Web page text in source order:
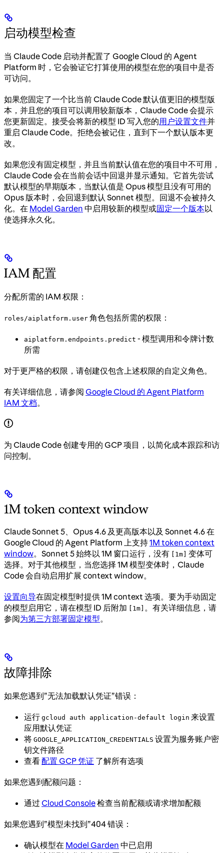
启动模型检查
当 Claude Code 启动并配置了 Google Cloud 的 Agent
Platform 时，它会验证它打算使用的模型在您的项目中是否
可访问。
如果您固定了一个比当前 Claude Code 默认值更旧的模型版
本，并且您的项目可以调用较新版本，Claude Code 会提示
您更新固定。接受会将新的模型 ID 写入您的用户设置文件并
重启 Claude Code。拒绝会被记住，直到下一个默认版本更
改。
如果您没有固定模型，并且当前默认值在您的项目中不可用，
Claude Code 会在当前会话中回退并显示通知。它首先尝试
默认模型的早期版本，当默认值是 Opus 模型且没有可用的
Opus 版本时，会回退到默认 Sonnet 模型。回退不会被持久
化。在 Model Garden 中启用较新的模型或固定一个版本以
使选择永久化。
IAM 配置
分配所需的 IAM 权限：
roles/aiplatform.user 角色包括所需的权限：
aiplatform.endpoints.predict - 模型调用和令牌计数
所需
对于更严格的权限，请创建仅包含上述权限的自定义角色。
有关详细信息，请参阅 Google Cloud 的 Agent Platform
IAM 文档。
为 Claude Code 创建专用的 GCP 项目，以简化成本跟踪和访
问控制。
1M token context window
Claude Sonnet 5、Opus 4.6 及更高版本以及 Sonnet 4.6 在
Google Cloud 的 Agent Platform 上支持1M token context
window。Sonnet 5 始终以 1M 窗口运行，没有 [1m]
变体可
选择。对于其他模型，当您选择 1M 模型变体时，Claude
Code 会自动启用扩展 context window。
设置向导在固定模型时提供 1M context 选项。要为手动固定
的模型启用它，请在模型 ID 后附加
[1m] 。有关详细信息，请
参阅为第三方部署固定模型。
故障排除
如果您遇到”无法加载默认凭证”错误：
运行 gcloud auth application-default login 来设置
应用默认凭证
将 GOOGLE_APPLICATION_CREDENTIALS 设置为服务账户密
钥文件路径
查看配置 GCP 凭证 了解所有选项
如果您遇到配额问题：
通过 Cloud Console检查当前配额或请求增加配额
如果您遇到”模型未找到”404 错误：
确认模型在 Model Garden 中已启用